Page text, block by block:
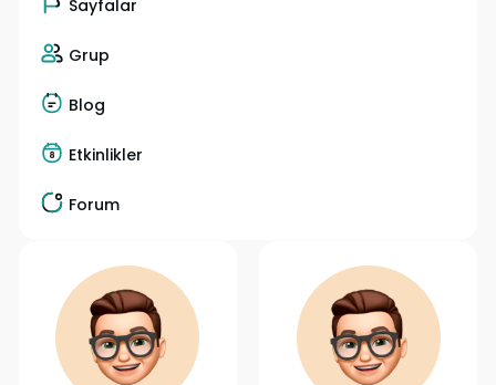
Sayfalar
Grup
Blog
Etkinlikler
Forum